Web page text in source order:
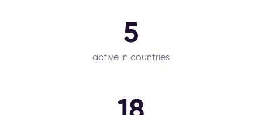
5
active in countries